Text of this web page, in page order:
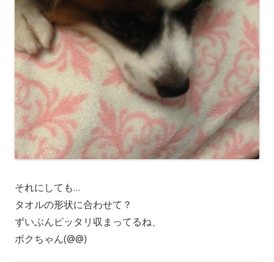
それにしても…
タオルの形状に合わせて？
ずいぶんピッタリ収まってるね、
ボクちゃん(@@)